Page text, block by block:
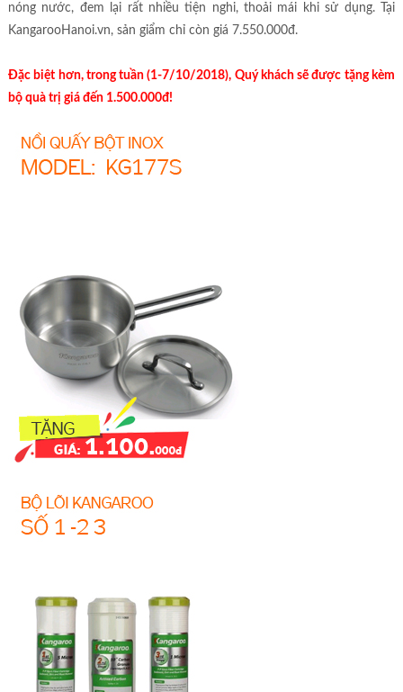
nóng nước, đem lại rất nhiều tiện nghi, thoải mái khi sử dụng. Tại
KangarooHanoi.vn, sản giẩm chỉ còn giá 7.550.000đ.
Đặc biệt hơn, trong tuần (1-7/10/2018), Quý khách sẽ được tặng kèm
bộ quà trị giá đến 1.500.000đ!